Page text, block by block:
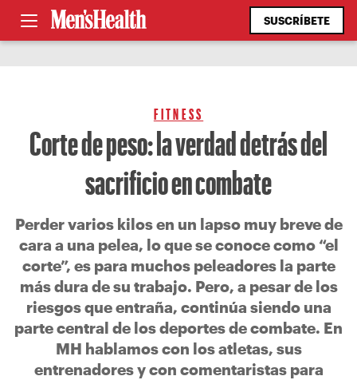
SUSCRÍBETE
FITNESS
Corte de peso: la verdad detrás del
sacrificio en combate
Perder varios kilos en un lapso muy breve de
cara a una pelea, lo que se conoce como “el
corte”, es para muchos peleadores la parte
más dura de su trabajo. Pero, a pesar de los
riesgos que entraña, continúa siendo una
parte central de los deportes de combate. En
MH hablamos con los atletas, sus
entrenadores y con comentaristas para